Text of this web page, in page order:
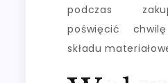
podczas
poświęcić
składu